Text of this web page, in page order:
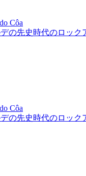
Côa
の先史時代のロック
Côa
の先史時代のロック